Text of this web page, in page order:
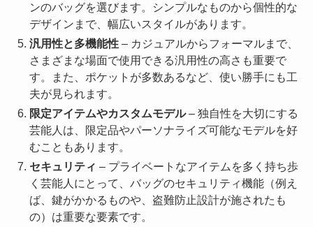
ンのバッグを選びます。シンプルなものから個性的な
デザインまで、幅広いスタイルがあります。
汎用性と多機能性– カジュアルからフォーマルまで、
さまざまな場面で使用できる汎用性の高さも重要で
す。また、ポケットが多数あるなど、使い勝手にも工
夫が見られます。
限定アイテムやカスタムモデル– 独自性を大切にする
芸能人は、限定品やパーソナライズ可能なモデルを好
むこともあります。
セキュリティ – プライベートなアイテムを多く持ち歩
く芸能人にとって、バッグのセキュリティ機能（例え
ば、鍵がかかるものや、盗難防止設計が施されたも
の）は重要な要素です。